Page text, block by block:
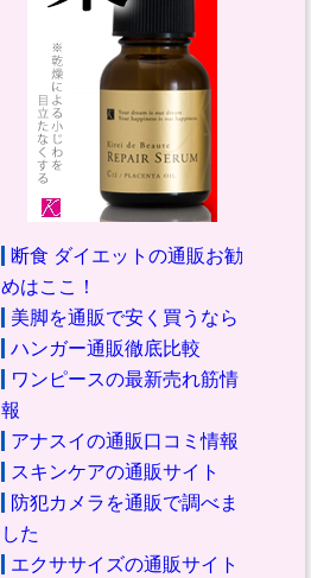
断食 ダイエットの通販お勧
めはここ！
美脚を通販で安く買うなら
ハンガー通販徹底比較
ワンピースの最新売れ筋情
報
アナスイの通販口コミ情報
スキンケアの通販サイト
防犯カメラを通販で調べま
した
エクササイズの通販サイト